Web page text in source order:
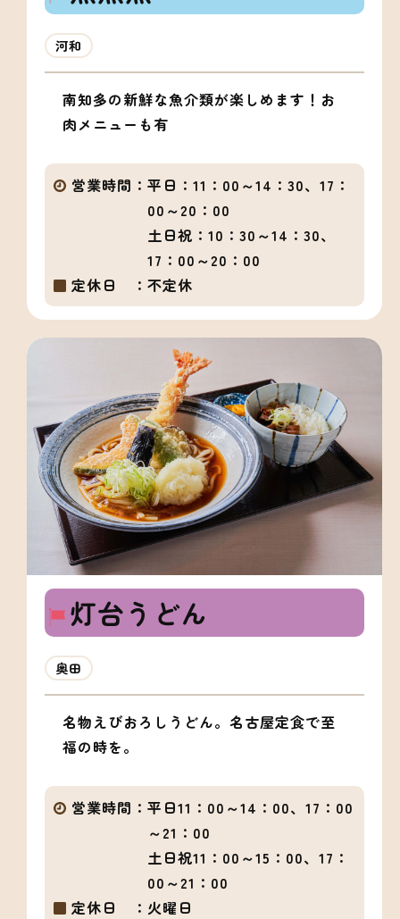
灯台うどん
奥田
名物えびおろしうどん。名古屋定食で至
福の時を。
営業時間： 平日11：00～14：00、17：00
～21：00
土日祝11：00～15：00、17：
00～21：00
定休日 ： 火曜日
河和
南知多の新鮮な魚介類が楽しめます！お
肉メニューも有
営業時間： 平日：11：00～14：30、17：
00～20：00
土日祝：10：30～14：30、
17：00～20：00
定休日 ： 不定休